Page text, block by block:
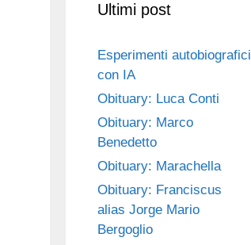
Ultimi post
Esperimenti autobiografici
con IA
Obituary: Luca Conti
Obituary: Marco
Benedetto
Obituary: Marachella
Obituary: Franciscus
alias Jorge Mario
Bergoglio